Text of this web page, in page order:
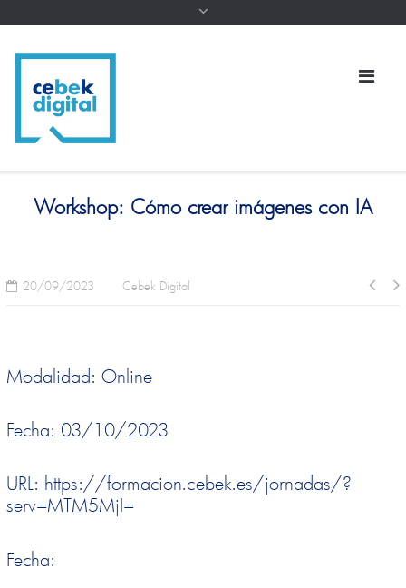
Workshop: Cómo crear imágenes con IA
20/09/2023 Cebek Digital
Modalidad: Online
Fecha: 03/10/2023
URL: https://formacion.cebek.es/jornadas/?
serv=MTM5MjI=
Fecha: